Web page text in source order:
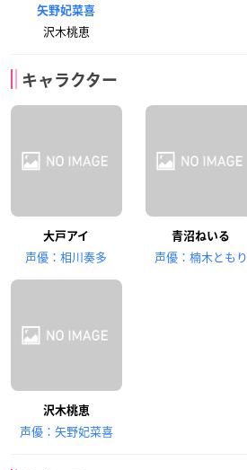
矢野妃菜喜
沢木桃恵
キャラクター
大戸アイ
声優：相川奏多
青沼ねいる
声優：楠木ともり
沢木桃恵
声優：矢野妃菜喜